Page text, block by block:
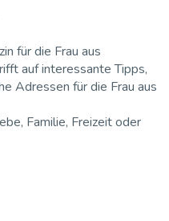
für die Frau aus
auf interessante Tipps,
Adressen für die Frau aus
Familie, Freizeit oder